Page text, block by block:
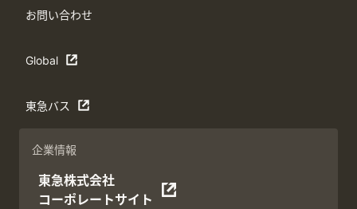
お問い合わせ
Global
東急バス
企業情報
東急株式会社
コーポレートサイト